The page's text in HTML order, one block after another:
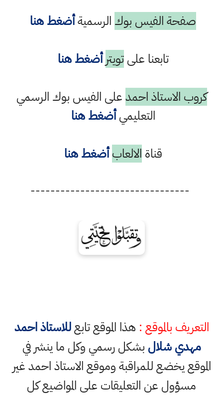
صفحة الفيس بوك الرسميةأضغط هنا
تابعنا علىتويتر أضغط هنا
كروب الاستاذ احمدعلى الفيس بوك الرسمي
التعليميأضغط هنا
قناة الالعاب أضغط هنا
--------------------------------
التعريف بالموقع : هذا الموقع تابعللاستاذ احمد
مهدي شلال بشكل رسمي وكل ما ينشر في
الموقع يخضع للمراقبة وموقع الاستاذ احمد غير
مسؤول عن التعليقات على المواضيع كل